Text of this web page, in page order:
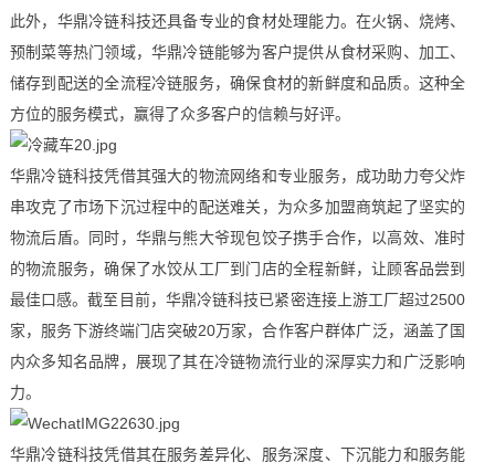
此外，华鼎冷链科技还具备专业的食材处理能力。在火锅、烧烤、
预制菜等热门领域，华鼎冷链能够为客户提供从食材采购、加工、
储存到配送的全流程冷链服务，确保食材的新鲜度和品质。这种全
方位的服务模式，赢得了众多客户的信赖与好评。
华鼎冷链科技凭借其强大的物流网络和专业服务，成功助力夸父炸
串攻克了市场下沉过程中的配送难关，为众多加盟商筑起了坚实的
物流后盾。同时，华鼎与熊大爷现包饺子携手合作，以高效、准时
的物流服务，确保了水饺从工厂到门店的全程新鲜，让顾客品尝到
最佳口感。截至目前，华鼎冷链科技已紧密连接上游工厂超过2500
家，服务下游终端门店突破20万家，合作客户群体广泛，涵盖了国
内众多知名品牌，展现了其在冷链物流行业的深厚实力和广泛影响
力。
华鼎冷链科技凭借其在服务差异化、服务深度、下沉能力和服务能